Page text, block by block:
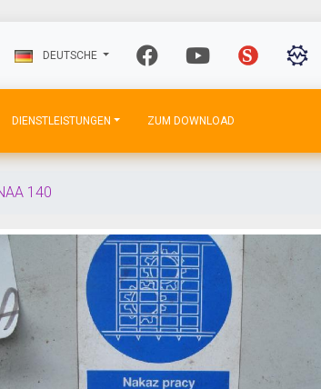
DEUTSCHE
DIENSTLEISTUNGEN ZUM DOWNLOAD
140